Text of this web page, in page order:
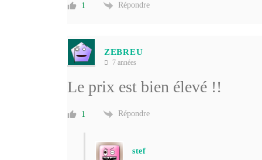
1 Répondre
ZEBREU
7 années
Le prix est bien élevé !!
1 Répondre
stef